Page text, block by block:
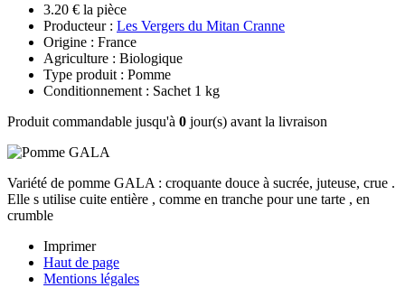
3.20 € la pièce
Producteur : Les Vergers du Mitan Cranne
Origine : France
Agriculture : Biologique
Type produit : Pomme
Conditionnement : Sachet 1 kg
Produit commandable jusqu'à 0 jour(s) avant la livraison
Variété de pomme GALA : croquante douce à sucrée, juteuse, crue .
Elle s utilise cuite entière , comme en tranche pour une tarte , en
crumble
Imprimer
Haut de page
Mentions légales